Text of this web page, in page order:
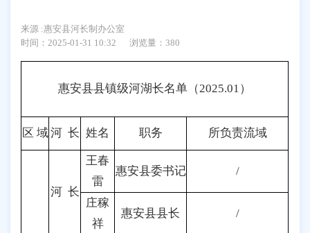
来源 :惠安县河长制办公室
时间：2025-01-31 10:32
浏览量：380
惠安县县镇级河湖长名单（2025.01）
区 域河 长 姓名 职务 所负责流域
河 长
王春
雷
惠安县委书记 /
庄稼
祥
惠安县县长 /